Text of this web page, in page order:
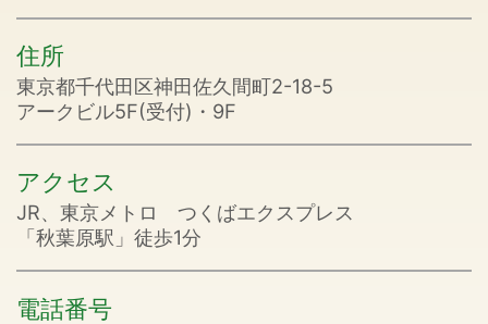
住所
東京都千代田区神田佐久間町2-18-5
アークビル5F(受付)・9F
アクセス
JR、東京メトロ つくばエクスプレス
「秋葉原駅」徒歩1分
電話番号